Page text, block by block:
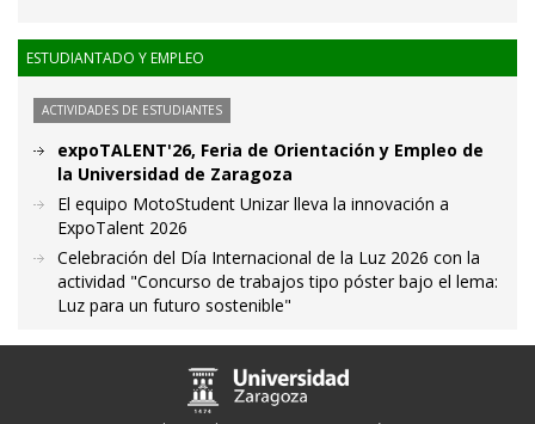
ESTUDIANTADO Y EMPLEO
ACTIVIDADES DE ESTUDIANTES
expoTALENT'26, Feria de Orientación y Empleo de
la Universidad de Zaragoza
El equipo MotoStudent Unizar lleva la innovación a
ExpoTalent 2026
Celebración del Día Internacional de la Luz 2026 con la
actividad "Concurso de trabajos tipo póster bajo el lema:
Luz para un futuro sostenible"